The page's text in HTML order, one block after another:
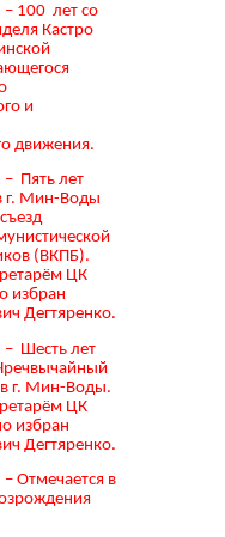
– 100 лет со
Кастро
и
движения.
– Пять лет
г. Мин-Воды
(ВКПБ).
ЦК
избран
Дегтяренко.
– Шесть лет
г. Мин-Воды.
ЦК
избран
Дегтяренко.
– Отмечается в